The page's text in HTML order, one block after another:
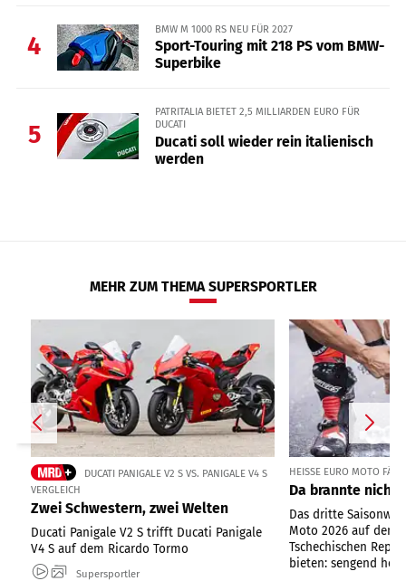
4
BMW M 1000 RS NEU FÜR 2027
Sport-Touring mit 218 PS vom BMW-
Superbike
5
PATRITALIA BIETET 2,5 MILLIARDEN EURO FÜR
DUCATI
Ducati soll wieder rein italienisch
werden
MEHR ZUM THEMA SUPERSPORTLER
DUCATI PANIGALE V2 S VS. PANIGALE V4 S
VERGLEICH
Zwei Schwestern, zwei Welten
Ducati Panigale V2 S trifft Ducati Panigale
V4 S auf dem Ricardo Tormo
Supersportler
HEISSE EURO MOTO
Da brannte nicht
Das dritte
Moto 2026 auf dem
Tschechischen
bieten: sengend